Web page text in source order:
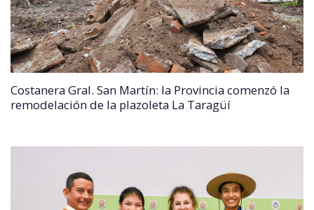
Costanera Gral. San Martín: la Provincia comenzó la
remodelación de la plazoleta La Taragüí